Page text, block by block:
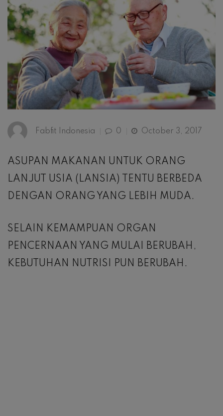
Fabfit Indonesia 0 October 3, 2017
ASUPAN MAKANAN UNTUK ORANG
LANJUT USIA (LANSIA) TENTU BERBEDA
DENGAN ORANG YANG LEBIH MUDA.
SELAIN KEMAMPUAN ORGAN
PENCERNAAN YANG MULAI BERUBAH,
KEBUTUHAN NUTRISI PUN BERUBAH.